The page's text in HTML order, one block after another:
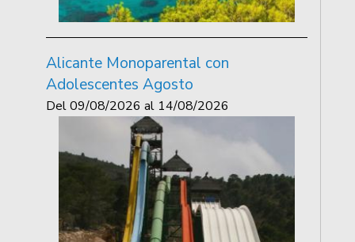
Alicante Monoparental con
Adolescentes Agosto
Del09/08/2026 al 14/08/2026